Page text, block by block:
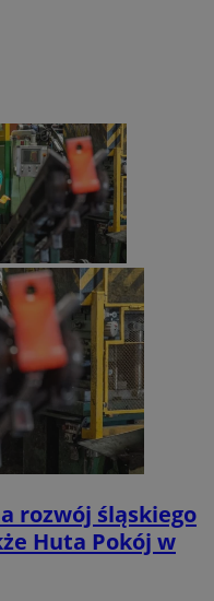
rozwój śląskiego
Huta Pokój w